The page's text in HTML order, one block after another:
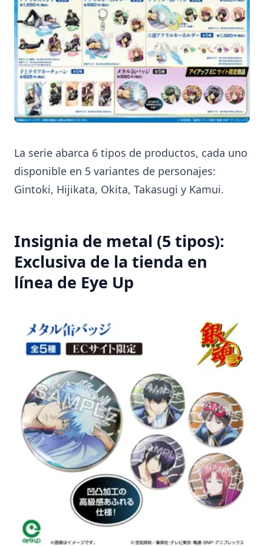
La serie abarca 6 tipos de productos, cada uno
disponible en 5 variantes de personajes:
Gintoki, Hijikata, Okita, Takasugi y Kamui.
Insignia de metal (5 tipos):
Exclusiva de la tienda en
línea de Eye Up